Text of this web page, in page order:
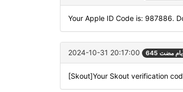
Your Apple ID Code is: 987886.
2024-10-31 20:17:00 أيام مضت
[Skout]Your Skout verification